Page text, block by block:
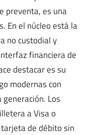
preventa, es una
En el núcleo está la
no custodial y
financiera de
destacar es su
modernas con
Los
a Visa o
de débito sin